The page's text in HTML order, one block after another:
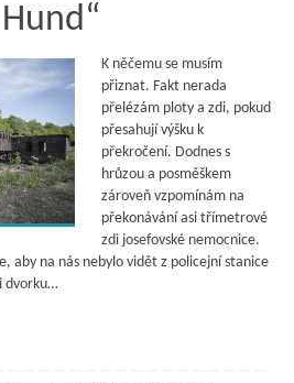
K něčemu se musím
přiznat. Fakt nerada
přelézám ploty a zdi, pokud
přesahují výšku k
překročení. Dodnes s
hrůzou a posměškem
zároveň vzpomínám na
překonávání asi třímetrové
zdi josefovské nemocnice.
aby na nás nebylo vidět z policejní stanice
dvorku…